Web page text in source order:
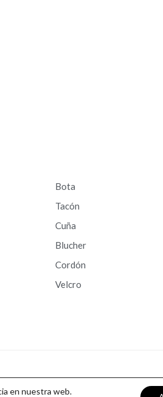
Bota
Tacón
Cuña
Blucher
Cordón
Velcro
en nuestra web.